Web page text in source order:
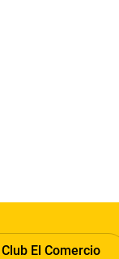
El Comercio